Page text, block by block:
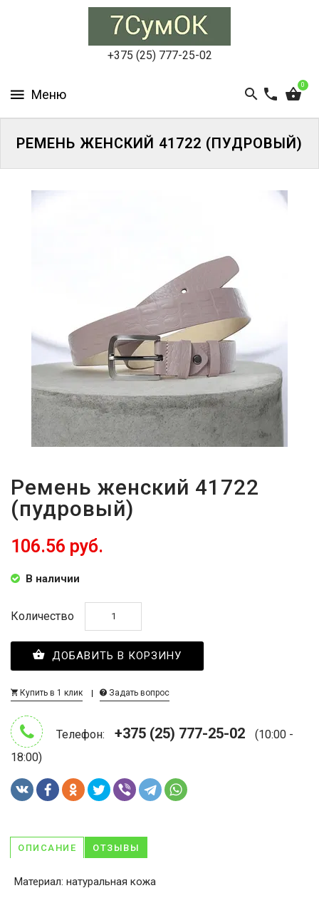
+375 (25) 777-25-02
0
МУЖСКИЕ
ЗАБЫЛИ
РЕМЕНЬ ЖЕНСКИЙ 41722 (ПУДРОВЫЙ)
Ремень женский 41722
(пудровый)
106.56 руб.
В наличии
Количество
ДОБАВИТЬ В КОРЗИНУ
Купить в 1 клик Задать вопрос
Телефон: +375 (25) 777-25-02
(10:00 -
18:00)
ОПИСАНИЕ ОТЗЫВЫ
Материал: натуральная кожа